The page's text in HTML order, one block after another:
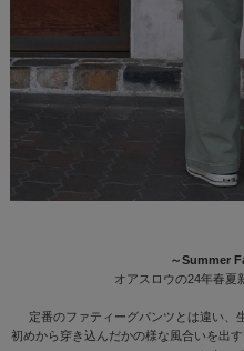
～Summer
オアスロウの24年春夏
定番のファティーグパンツとは違い、
初めから穿き込んだかの様な風合いを出